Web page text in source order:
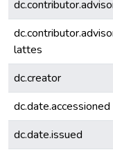
lattes
dc.creator
dc.date.accessioned
dc.date.issued